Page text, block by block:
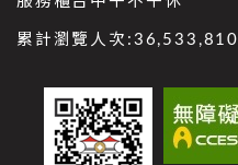
累計瀏覽人次: 36,533,810